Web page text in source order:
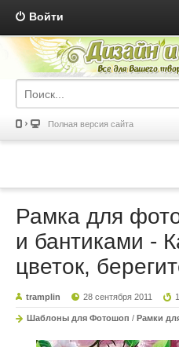
Войти
Полная версия сайта
Рамка для
и бантиками -
цветок,
tramplin 28 сентября 2011
Шаблоны для Фотошоп / Рамки